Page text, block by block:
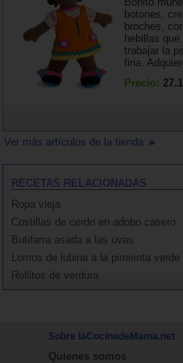
botones,
broches,
hebillas que
trabajar la
fina.
Precio:
Ver más artículos de la tienda
RECETAS RELACIONADAS
Ropa vieja
Costillas de cerdo en adobo casero
Butifarra asada a las uvas
Lomos de lubina a la pimienta verde
Rollitos de verdura
Sobre laCocinadeMama.net
Quienes somos